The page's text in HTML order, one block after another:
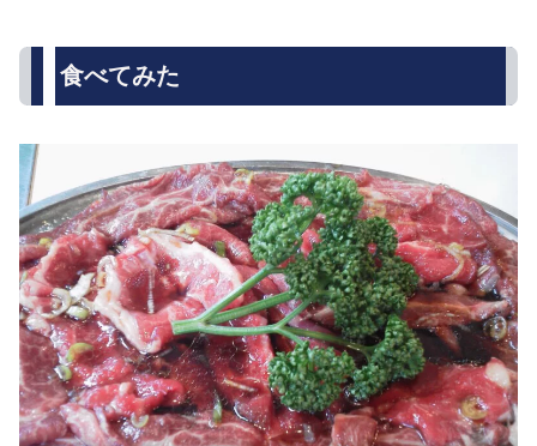
食べてみた